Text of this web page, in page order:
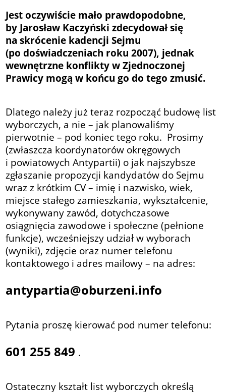
Jest oczywiście mało prawdopodobne,
by Jarosław Kaczyński zdecydował się
na skrócenie kadencji Sejmu
(po doświadczeniach roku 2007), jednak
wewnętrzne konflikty w Zjednoczonej
Prawicy mogą w końcu go do tego zmusić.
Dlatego należy już teraz rozpocząć budowę list
wyborczych, a nie – jak planowaliśmy
pierwotnie – pod koniec tego roku. Prosimy
(zwłaszcza koordynatorów okręgowych
i powiatowych Antypartii) o jak najszybsze
zgłaszanie propozycji kandydatów do Sejmu
wraz z krótkim CV– imię i nazwisko, wiek,
miejsce stałego zamieszkania, wykształcenie,
wykonywany zawód, dotychczasowe
osiągnięcia zawodowe i społeczne (pełnione
funkcje), wcześniejszy udział w wyborach
(wyniki),zdjęcie oraz numer telefonu
kontaktowego i adres mailowy – na adres:
antypartia@oburzeni.info
Pytania proszę kierować pod numer telefonu:
601 255 849 .
Ostateczny kształt list wyborczych określą